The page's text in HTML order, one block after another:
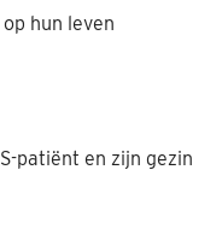
hun leven
patiënt en zijn gezin